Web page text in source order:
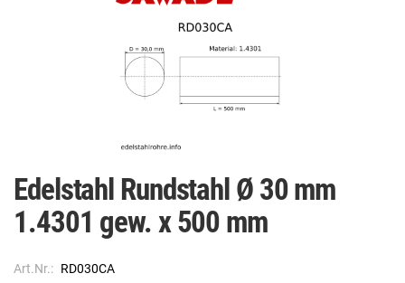
Edelstahl Rundstahl Ø 30 mm
1.4301 gew. x 500 mm
Art.Nr.: RD030CA